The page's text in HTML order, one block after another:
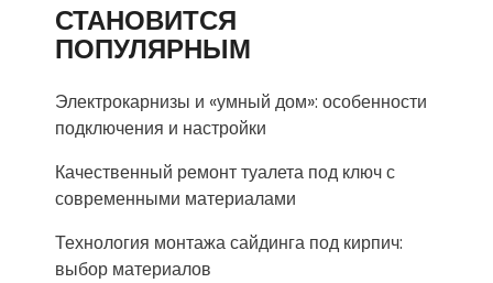
СТАНОВИТСЯ
ПОПУЛЯРНЫМ
Электрокарнизы и «умный дом»: особенности
подключения и настройки
Качественный ремонт туалета под ключ с
современными материалами
Технология монтажа сайдинга под кирпич:
выбор материалов